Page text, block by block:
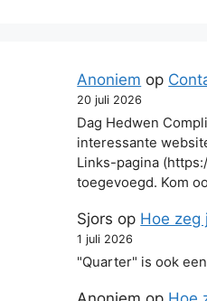
Anoniem op
20 juli 2026
Dag Hedwen
interessante
Links-pagina
toegevoegd. Kom
Sjors op Hoe zeg
1 juli 2026
"Quarter" is ook